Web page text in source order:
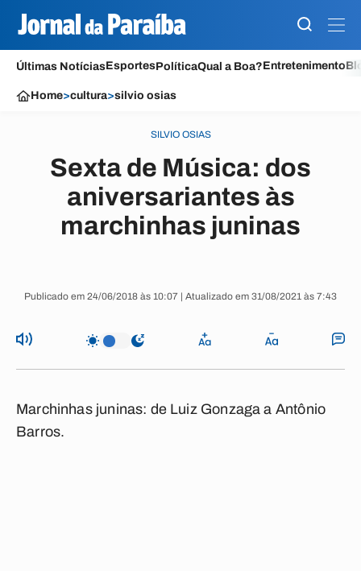
Últimas NotíciasEsportesPolíticaQual a Boa?Entretenimento
Home>cultura>silvio osias
SILVIO OSIAS
Sexta de Música: dos
aniversariantes às
marchinhas juninas
Publicado em 24/06/2018 às 10:07 | Atualizado em 31/08/2021 às 7:43
Marchinhas juninas: de Luiz Gonzaga a Antônio
Barros.